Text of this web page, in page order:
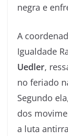
negra e
A
Igualdade
Uedler,
no feriado
Segundo
dos
a luta